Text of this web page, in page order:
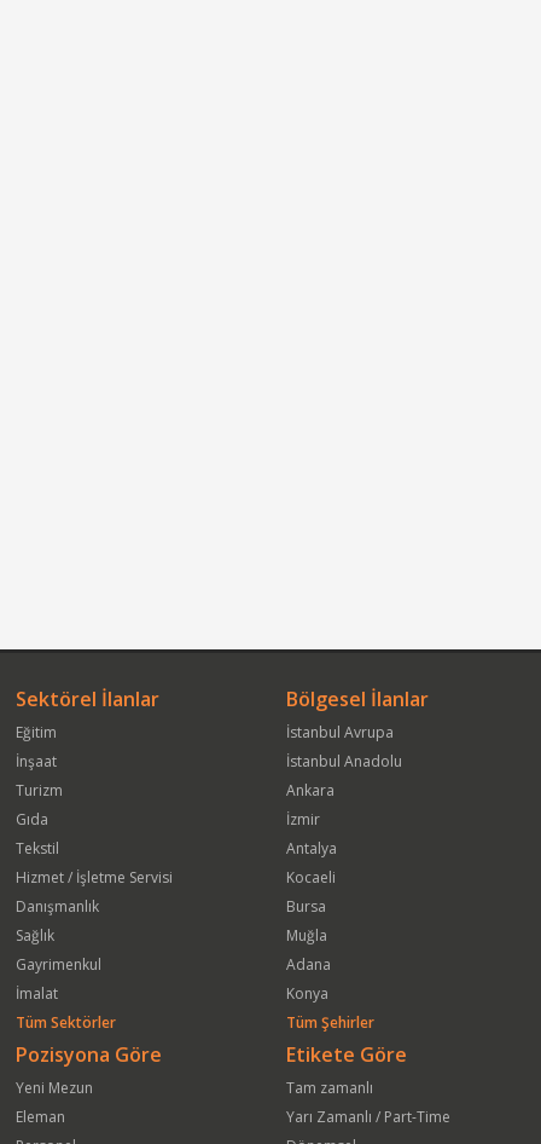
Sektörel İlanlar
Eğitim
İnşaat
Turizm
Gıda
Tekstil
Hizmet / İşletme Servisi
Danışmanlık
Sağlık
Gayrimenkul
İmalat
Tüm Sektörler
Bölgesel İlanlar
İstanbul Avrupa
İstanbul Anadolu
Ankara
İzmir
Antalya
Kocaeli
Bursa
Muğla
Adana
Konya
Tüm Şehirler
Pozisyona Göre
Yeni Mezun
Eleman
Etikete Göre
Tam zamanlı
Yarı Zamanlı / Part-Time